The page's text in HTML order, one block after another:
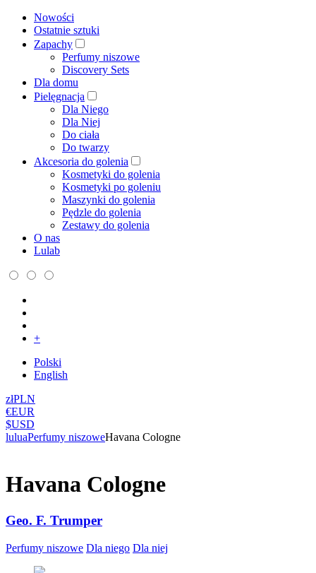
Nowości
Ostatnie sztuki
Zapachy
Perfumy niszowe
Discovery Sets
Dla domu
Pielęgnacja
Dla Niego
Dla Niej
Do ciała
Do twarzy
Akcesoria do golenia
Kosmetyki do golenia
Kosmetyki po goleniu
Maszynki do golenia
Pędzle do golenia
Zestawy do golenia
O nas
Lulab
+
Polski
English
złPLN
€EUR
$USD
luluaPerfumy niszoweHavana Cologne
Havana Cologne
Geo. F. Trumper
Perfumy niszowe Dla niego Dla niej